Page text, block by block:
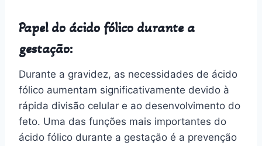
Papel do ácido fólico durante a
gestação:
Durante a gravidez, as necessidades de ácido
fólico aumentam significativamente devido à
rápida divisão celular e ao desenvolvimento do
feto. Uma das funções mais importantes do
ácido fólico durante a gestação é a prevenção